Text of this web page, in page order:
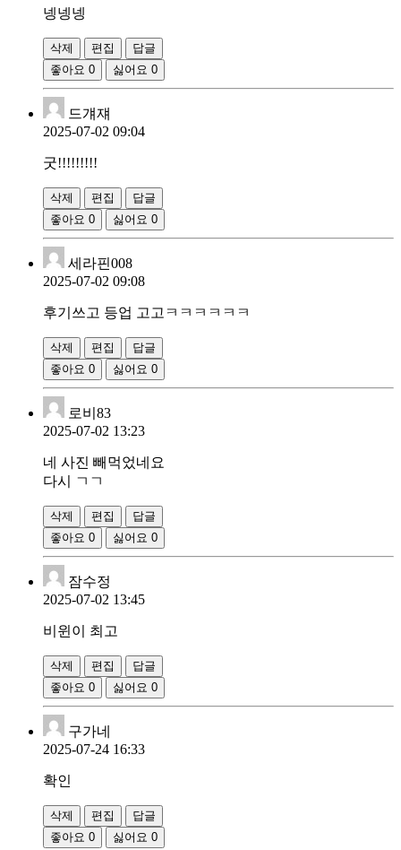
넹넹넹
삭제 편집
답글
좋아요 0 싫어요 0
드걔쟤
2025-07-02 09:04
굿!!!!!!!!!
삭제 편집
답글
좋아요 0 싫어요 0
세라핀008
2025-07-02 09:08
후기쓰고 등업 고고ㅋㅋㅋㅋㅋㅋ
삭제 편집
답글
좋아요 0 싫어요 0
로비83
2025-07-02 13:23
네 사진 빼먹었네요
다시 ㄱㄱ
삭제 편집
답글
좋아요 0 싫어요 0
잠수정
2025-07-02 13:45
비윈이 최고
삭제 편집
답글
좋아요 0 싫어요 0
구가네
2025-07-24 16:33
확인
삭제 편집
답글
좋아요 0 싫어요 0